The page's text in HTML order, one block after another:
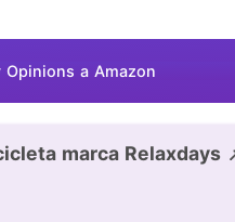
a Amazon
marca Relaxdays